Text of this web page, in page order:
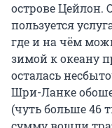
острове Цейлон.
пользуется
где и на чём
зимой к океану
осталась
Шри-Ланке
(чуть больше 46